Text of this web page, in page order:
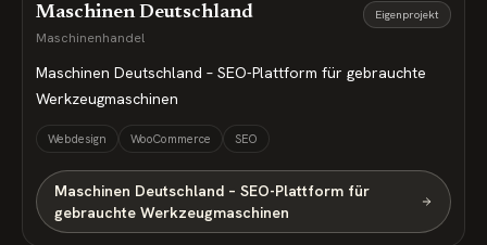
Maschinen Deutschland
Maschinenhandel
Eigenprojekt
Maschinen Deutschland – SEO-Plattform für gebrauchte
Werkzeugmaschinen
Webdesign WooCommerce SEO
Maschinen Deutschland – SEO-Plattform für
gebrauchte Werkzeugmaschinen